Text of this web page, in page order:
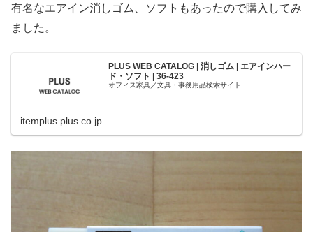
有名なエアイン消しゴム、ソフトもあったので購入してみ
ました。
PLUS WEB CATALOG | 消しゴム | エアインハー
ド・ソフト | 36-423
オフィス家具／文具・事務用品検索サイト
itemplus.plus.co.jp